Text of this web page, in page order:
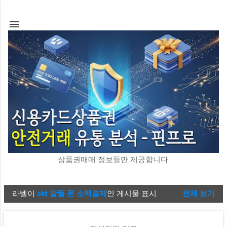
상품권매매 정보들만 제공합니다.
글
라벨이 skt 알뜰 폰 소액결제인 게시물 표시 전체 보기